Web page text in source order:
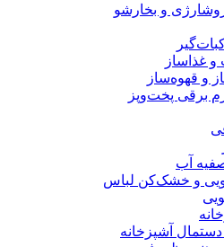
و بخارشو
غذاساز
و قهوه‌ساز
برقی پخت‌وپز
آب
و خشک‌کن لباس
آشپزخانه